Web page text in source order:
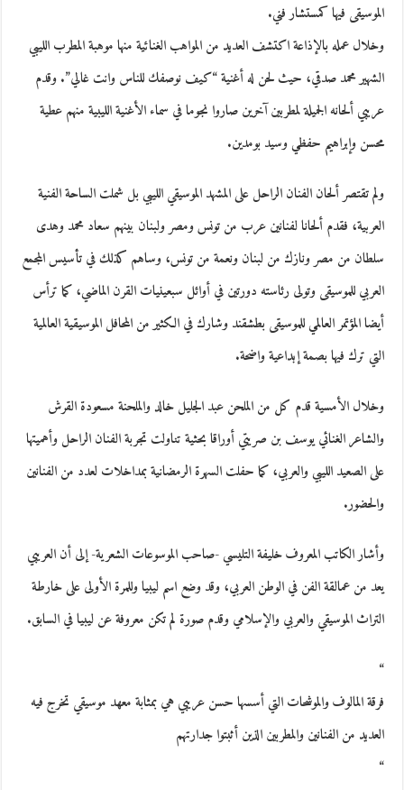
الموسيقى فيها كمستشار فني.
وخلال عمله بالإذاعة اكتشف العديد من المواهب الغنائية منها موهبة المطرب الليبي
الشهير محمد صدقي، حيث لحن له أغنية “كيف نوصفك للناس وانت غالي”. وقدم
عريبي ألحانه الجميلة لمطربين آخرين صاروا نجوما في سماء الأغنية الليبية منهم عطية
محسن وإبراهيم حفظي وسيد بومدين.
ولم تقتصر ألحان الفنان الراحل على المشهد الموسيقي الليبي بل شملت الساحة الفنية
العربية، فقدم ألحانا لفنانين عرب من تونس ومصر ولبنان بينهم سعاد محمد وهدى
سلطان من مصر ونازك من لبنان ونعمة من تونس، وساهم كذلك في تأسيس المجمع
العربي للموسيقى وتولى رئاسته دورتين في أوائل سبعينيات القرن الماضي، كما ترأس
أيضا المؤتمر العالمي للموسيقى بطشقند وشارك في الكثير من المحافل الموسيقية العالمية
التي ترك فيها بصمة إبداعية واضحة.
وخلال الأمسية قدم كل من الملحن عبد الجليل خالد والملحنة مسعودة القرش
والشاعر الغنائي يوسف بن صريتي أوراقا بحثية تناولت تجربة الفنان الراحل وأهميتها
على الصعيد الليبي والعربي، كما حفلت السهرة الرمضانية بمداخلات لعدد من الفنانين
والحضور.
وأشار الكاتب المعروف خليفة التليسي -صاحب الموسوعات الشعرية- إلى أن العريبي
يعد من عمالقة الفن في الوطن العربي، وقد وضع اسم ليبيا وللمرة الأولى على خارطة
التراث الموسيقي والعربي والإسلامي وقدم صورة لم تكن معروفة عن ليبيا في السابق.
“
فرقة المالوف والموشحات التي أسسها حسن عريبي هي بمثابة معهد موسيقي تخرج فيه
العديد من الفنانين والمطربين الذين أثبتوا جدارتهم
“